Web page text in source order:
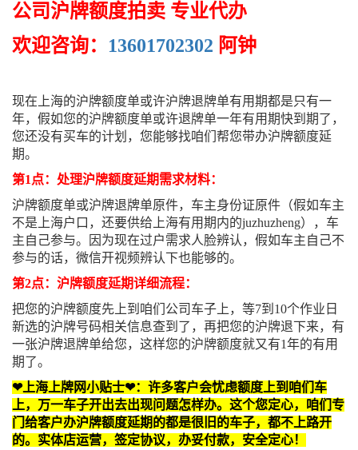
公司沪牌额度拍卖 专业代办
欢迎咨询： 13601702302 阿钟
现在上海的沪牌额度单或许沪牌退牌单有用期都是只有一
年，假如您的沪牌额度单或许退牌单一年有用期快到期了，
您还没有买车的计划，您能够找咱们帮您带办沪牌额度延
期。
第1点：处理沪牌额度延期需求材料：
沪牌额度单或沪牌退牌单原件，车主身份证原件（假如车主
不是上海户口，还要供给上海有用期内的juzhuzheng），车
主自己参与。因为现在过户需求人脸辨认，假如车主自己不
参与的话，微信开视频辨认下也能够的。
第2点：沪牌额度延期详细流程：
把您的沪牌额度先上到咱们公司车子上，等7到10个作业日
新选的沪牌号码相关信息查到了，再把您的沪牌退下来，有
一张沪牌退牌单给您，这样您的沪牌额度就又有1年的有用
期了。
❤上海上牌网小贴士❤：许多客户会忧虑额度上到咱们车
上，万一车子开出去出现问题怎样办。这个您定心，咱们专
门给客户办沪牌额度延期的都是很旧的车子，都不上路开
的。实体店运营，签定协议，办妥付款，安全定心！